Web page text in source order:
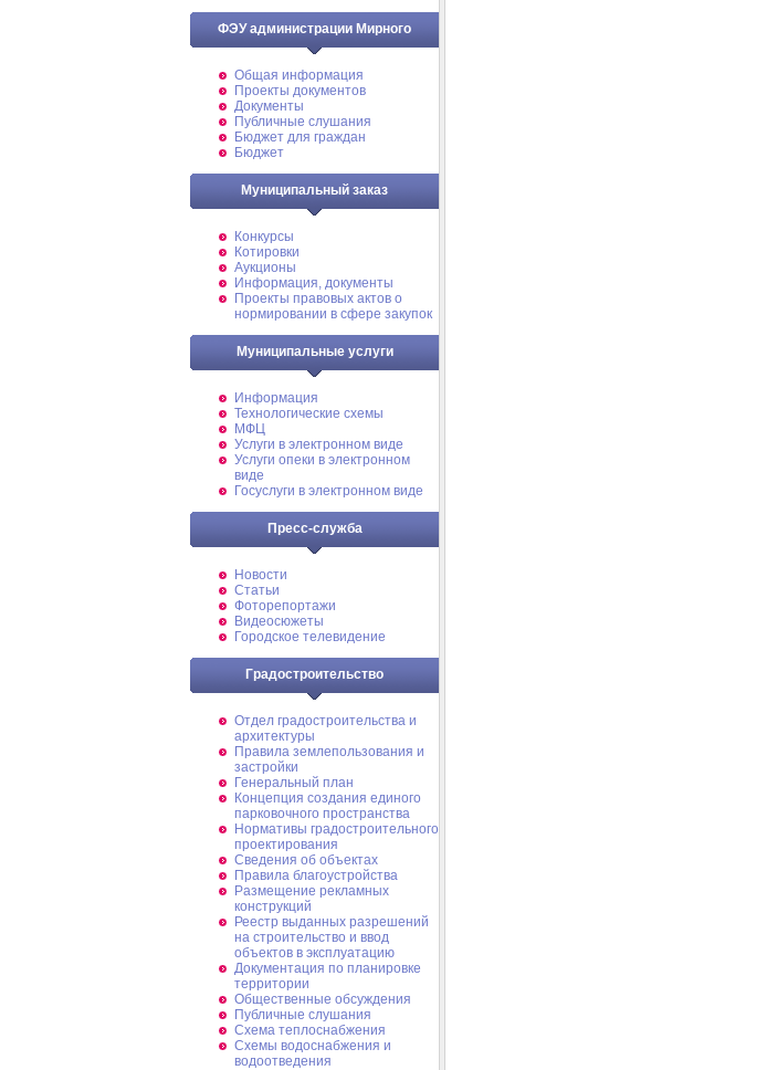
ФЭУ администрации Мирного
Общая информация
Проекты документов
Документы
Публичные слушания
Бюджет для граждан
Бюджет
Муниципальный заказ
Конкурсы
Котировки
Аукционы
Информация, документы
Проекты правовых актов о
нормировании в сфере закупок
Муниципальные услуги
Информация
Технологические схемы
МФЦ
Услуги в электронном виде
Услуги опеки в электронном
виде
Госуслуги в электронном виде
Пресс-служба
Новости
Статьи
Фоторепортажи
Видеосюжеты
Городское телевидение
Градостроительство
Отдел градостроительства и
архитектуры
Правила землепользования и
застройки
Генеральный план
Концепция создания единого
парковочного пространства
Нормативы градостроительного
проектирования
Сведения об объектах
Правила благоустройства
Размещение рекламных
конструкций
Реестр выданных разрешений
на строительство и ввод
объектов в эксплуатацию
Документация по планировке
территории
Общественные обсуждения
Публичные слушания
Схема теплоснабжения
Схемы водоснабжения и
водоотведения